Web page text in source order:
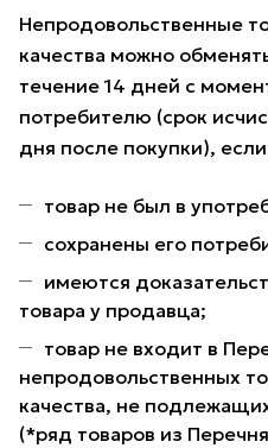
Непродовольственные
качества можно
течение 14 дней с
потребителю (срок
дня после покупки),
товар не был в
сохранены его
имеются
товара у продавца;
товар не входит в
непродовольственных
качества, не
(*ряд товаров из